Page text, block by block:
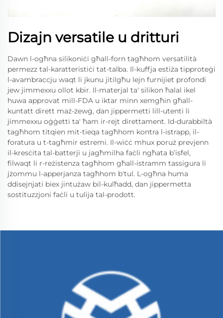
Dizajn versatile u dritturi
Dawn l-ogħna silikoniċi għall-forn tagħhom versatilità
permezz tal-karatteristiċi tat-talba. Il-kuffja estiża tipproteġi
l-avambraccju waqt li jkunu jitilgħu lejn furnijiet profondi
jew jimmexxu ollot kbir. Il-materjal ta' silikon ħalal ikel
huwa approvat mill-FDA u iktar minn xemgħin għall-
kuntatt dirett maż-żewġ, dan jippermetti lill-utenti li
jimmexxu oġġetti ta' ħam ir-rejt direttament. Id-durabbiltà
tagħhom titqien mit-tieqa tagħhom kontra l-istrapp, il-
foratura u t-tagħmir estremi. Il-wiċċ mhux poruż prevjenn
il-kresċita tal-batterji u jagħmilha faċli ngħata b’isfel,
filwaqt li r-reżistenza tagħhom għall-istramm tassigura li
jżommu l-apperjanza tagħhom b'tul. L-ogħna huma
ddisejnjati biex jintużaw bil-kulħadd, dan jippermetta
sostituzzjoni faċli u tulija tal-prodott.